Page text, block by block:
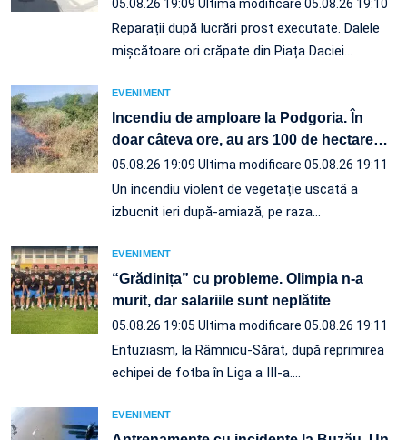
05.08.26 19:09 Ultima modificare 05.08.26 19:10
Reparații după lucrări prost executate. Dalele
mișcătoare ori crăpate din Piața Daciei…
EVENIMENT
Incendiu de amploare la Podgoria. În
doar câteva ore, au ars 100 de hectare…
05.08.26 19:09 Ultima modificare 05.08.26 19:11
Un incendiu violent de vegetație uscată a
izbucnit ieri după-amiază, pe raza…
EVENIMENT
“Grădinița” cu probleme. Olimpia n-a
murit, dar salariile sunt neplătite
05.08.26 19:05 Ultima modificare 05.08.26 19:11
Entuziasm, la Râmnicu-Sărat, după reprimirea
echipei de fotba în Liga a III-a.…
EVENIMENT